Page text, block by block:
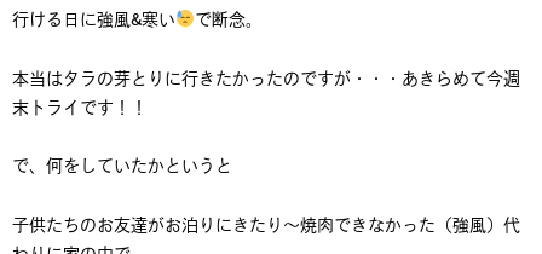
行ける日に強風&寒い で断念。
本当はタラの芽とりに行きたかったのですが・・・あきらめて今週
末トライです！！
で、何をしていたかというと
子供たちのお友達がお泊りにきたり～焼肉できなかった（強風）代